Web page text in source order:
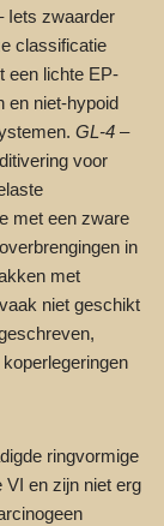
Iets zwaarder
classificatie
een lichte EP-
en niet-hypoid
GL-4 –
voor
met een zware
in
met
niet geschikt
ringvormige
VI en zijn niet erg